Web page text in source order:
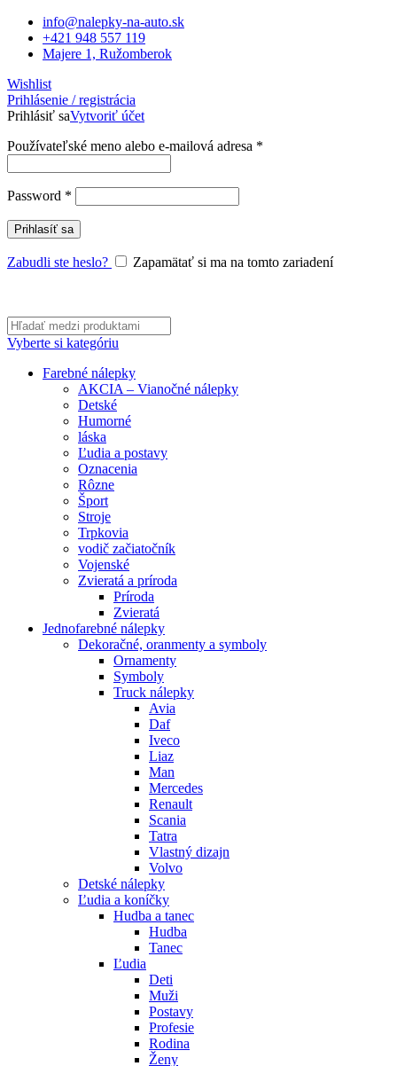
info@nalepky-na-auto.sk
+421 948 557 119
Majere 1, Ružomberok
Wishlist
Prihlásenie / registrácia
Prihlásiť saVytvoriť účet
Používateľské meno alebo e-mailová adresa *
Password *
Prihlasíť sa
Zabudli ste heslo? Zapamätať si ma na tomto zariadení
Vyberte si kategóriu
Farebné nálepky
AKCIA – Vianočné nálepky
Detské
Humorné
láska
Ľudia a postavy
Oznacenia
Rôzne
Šport
Stroje
Trpkovia
vodič začiatočník
Vojenské
Zvieratá a príroda
Príroda
Zvieratá
Jednofarebné nálepky
Dekoračné, oranmenty a symboly
Ornamenty
Symboly
Truck nálepky
Avia
Daf
Iveco
Liaz
Man
Mercedes
Renault
Scania
Tatra
Vlastný dizajn
Volvo
Detské nálepky
Ľudia a koníčky
Hudba a tanec
Hudba
Tanec
Ľudia
Deti
Muži
Postavy
Profesie
Rodina
Ženy